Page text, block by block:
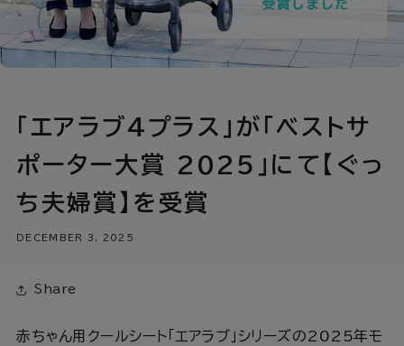
「エアラブ4プラス」が「ベストサ
ポーター大賞 2025」にて【ぐっ
ち夫婦賞】を受賞
DECEMBER 3, 2025
Share
赤ちゃん用クールシート「エアラブ」シリーズの2025年モ